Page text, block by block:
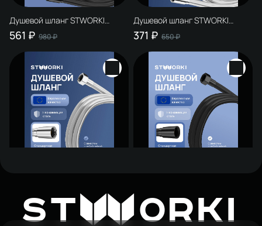
Душевой шланг STWORKI
Колдинг S32265BK 200 см,
матовый черный
561 ₽ 980 ₽
Душевой шланг STWORKI
Колдинг S32260S сталь, сатин
371 ₽ 650 ₽
Колдинг S32265S сталь, сатин
466 ₽ 820 ₽
Колдинг S32260BK 150 см,
матовый черный
466 ₽ 820 ₽
STW ORKI